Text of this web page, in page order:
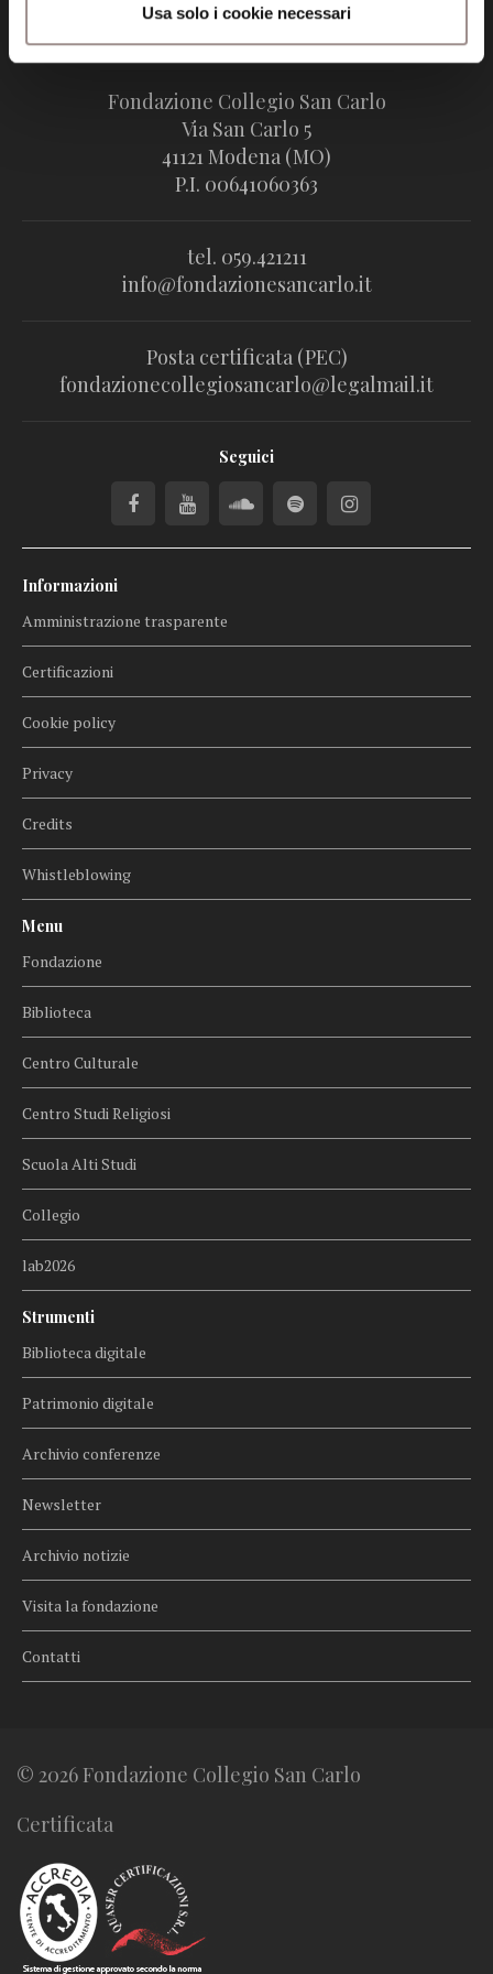
Usa solo i cookie necessari
Fondazione Collegio San Carlo
Via San Carlo 5
41121 Modena (MO)
P.I. 00641060363
tel. 059.421211
info@fondazionesancarlo.it
Posta certificata (PEC)
fondazionecollegiosancarlo@legalmail.it
Seguici
Informazioni
Amministrazione trasparente
Certificazioni
Cookie policy
Privacy
Credits
Whistleblowing
Menu
Fondazione
Biblioteca
Centro Culturale
Centro Studi Religiosi
Scuola Alti Studi
Collegio
lab2026
Strumenti
Biblioteca digitale
Patrimonio digitale
Archivio conferenze
Newsletter
Archivio notizie
Visita la fondazione
Contatti
© 2026 Fondazione Collegio San Carlo
Certificata